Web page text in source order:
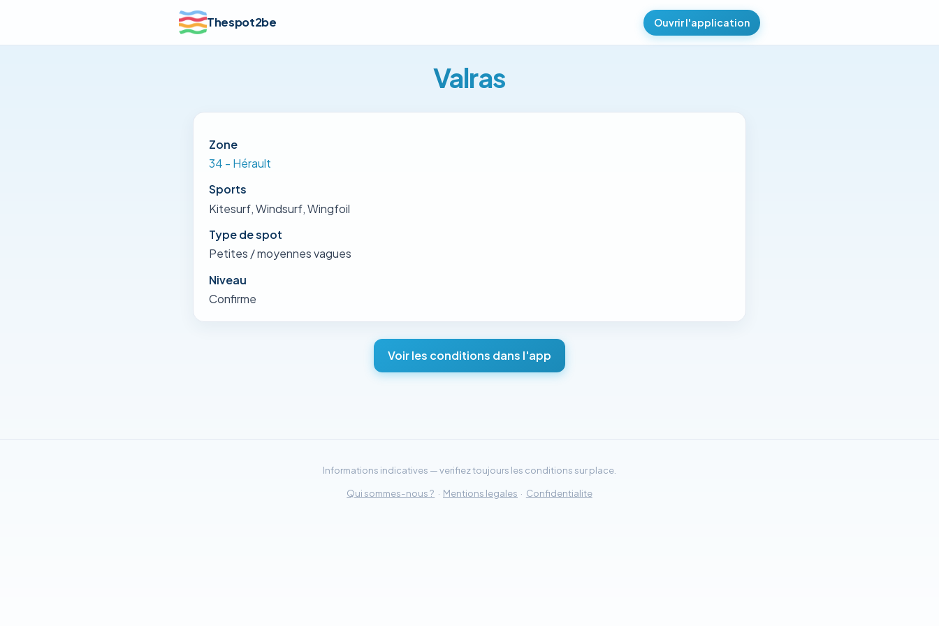
Thespot2be Ouvrir l'application
Valras
Zone
34 - Hérault
Sports
Kitesurf, Windsurf, Wingfoil
Type de spot
Petites / moyennes vagues
Niveau
Confirme
Voir les conditions dans l'app
Informations indicatives — verifiez toujours les conditions sur place.
Qui sommes-nous ? · Mentions legales · Confidentialite